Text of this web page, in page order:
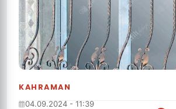
KAHRAMAN
04.09.2024 - 11:39